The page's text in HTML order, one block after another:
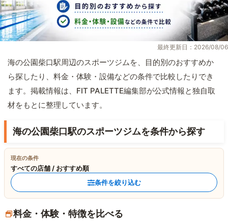
最終更新日：2026/08/06
海の公園柴口駅周辺のスポーツジムを、目的別のおすすめか
ら探したり、料金・体験・設備などの条件で比較したりでき
ます。掲載情報は、FIT PALETTE編集部が公式情報と独自取
材をもとに整理しています。
海の公園柴口駅のスポーツジムを条件から探す
現在の条件
すべての店舗 / おすすめ順
条件を絞り込む
料金・体験・特徴を比べる